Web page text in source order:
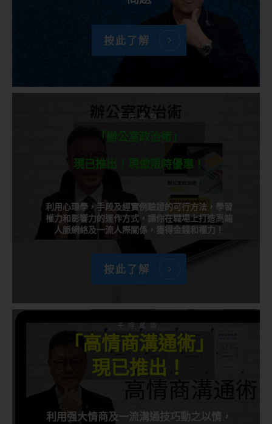
按此了解
千呼萬喚
「辦公室政治術」
現已推出！現做限時優惠！
利用心理學，手段及經實例驗證的可行方法，學習
權力和影響力的運作方式，讓你在職場上打造高端
人脈網絡及一流人際關係，獲得金錢和權力！
按此了解
千呼萬喚
「高情商溝通術」
現已推出！
利用强大情商及一流溝通技巧動之以情，